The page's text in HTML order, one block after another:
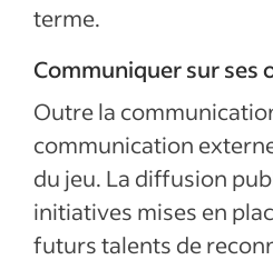
terme.
Communiquer sur ses
Outre la
communication
du jeu. La diffusion
initiatives mises en
futurs talents de